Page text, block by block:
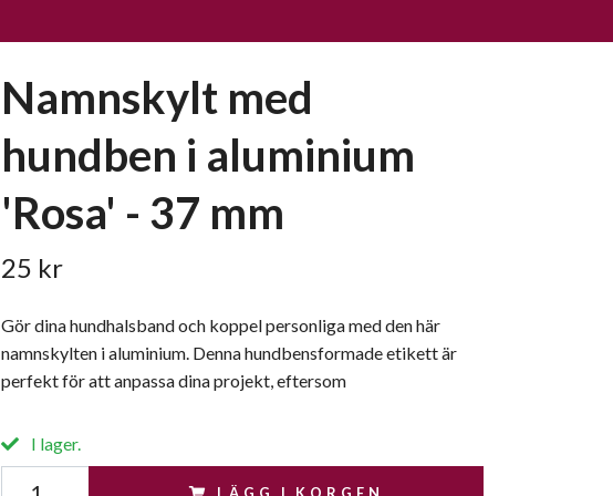
Namnskylt med
hundben i aluminium
'Rosa' - 37 mm
25 kr
Gör dina hundhalsband och koppel personliga med den här
namnskylten i aluminium. Denna hundbensformade etikett är
perfekt för att anpassa dina projekt, eftersom
I lager.